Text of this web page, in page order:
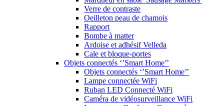
Verre de contraste
Oeilleton peau de chamois
Rapport
Bombe à matter
Ardoise et adhésif Velleda
Cale et bloque-portes
Objets connectés ‘’Smart Home’’
Objets connectés ‘’Smart Home’’
Lampe connectée WiFi
Ruban LED Connecté WiFi
Caméra de vidéosurveillance WiFi